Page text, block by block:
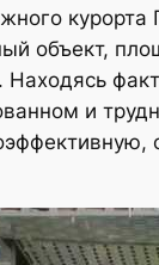
объект,
и